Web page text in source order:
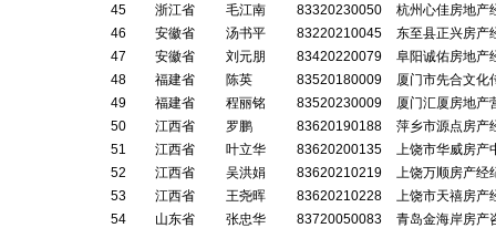
45
浙江省 毛江南 83320230050
杭州心佳房地产
46
安徽省 汤书平 83220210045
东至县正兴房产
47
安徽省 刘元朋 83420220079
阜阳诚佑房地产
48
福建省 陈英 83520180009
厦门市先合文化
49
福建省 程丽铭 83520230009
厦门汇厦房地产
50
江西省 罗鹏 83620190188
萍乡市源点房产
51
江西省 叶立华 83620200135
上饶市华威房产
52
江西省 吴洪娟 83620210219
上饶万顺房产经
53
江西省 王尧晖 83620210228
上饶市天禧房产
54
山东省 张忠华 83720050083
青岛金海岸房产